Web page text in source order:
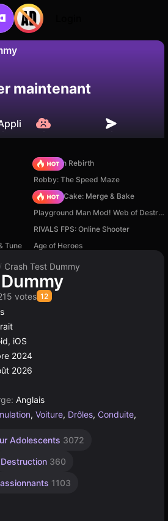
!
Non Enregistrer
maintenant
Stickman Rebirth
Robby: The Speed Maze
Piece of Cake: Merge & Bake
Playground Man Mod! Web of Destruction!
RIVALS FPS: Online Shooter
Tune
Age of Heroes
/ Crash Test Dummy
votes 12
iOS
2024
2026
Anglais
, Voiture, Drôles, Conduite,
Adolescents 3072
Destruction 360
1103